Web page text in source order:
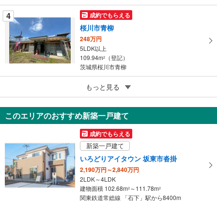
4 成約でもらえる
桜川市青柳
248万円
5LDK以上
109.94m2
（登記）
茨城県桜川市青柳
水戸市堀町
5,300万円
8LDK
210.75m2
茨城県水戸市堀町
もっと見る
このエリアのおすすめ新築一戸建て
成約でもらえる
新築一戸建て
いろどりアイタウン 坂東市沓掛
2,190万円～2,840万円
2LDK～4LDK
建物面積 102.68m2 ～111.78m2
関東鉄道常総線 「石下」駅から8400m